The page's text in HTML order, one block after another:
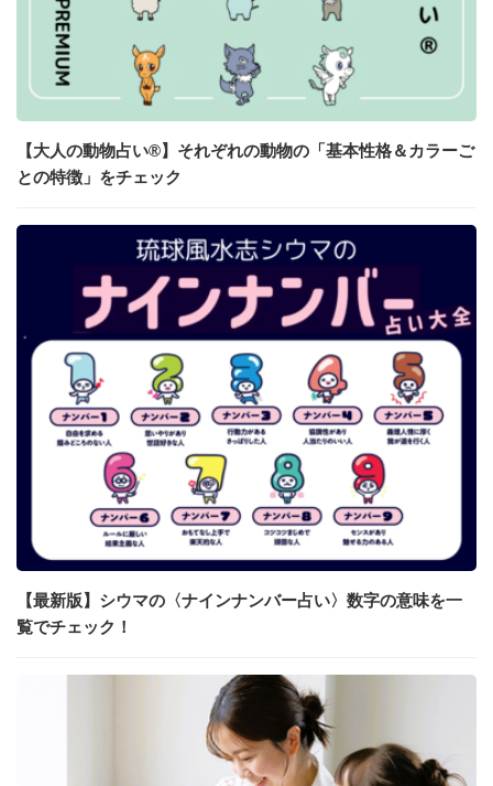
【大人の動物占い®】それぞれの動物の「基本性格＆カラーご
との特徴」をチェック
【最新版】シウマの〈ナインナンバー占い〉数字の意味を一
覧でチェック！